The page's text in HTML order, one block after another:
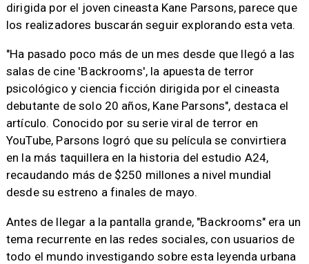
dirigida por el joven cineasta Kane Parsons, parece que
los realizadores buscarán seguir explorando esta veta.
"Ha pasado poco más de un mes desde que llegó a las
salas de cine 'Backrooms', la apuesta de terror
psicológico y ciencia ficción dirigida por el cineasta
debutante de solo 20 años, Kane Parsons", destaca el
artículo. Conocido por su serie viral de terror en
YouTube, Parsons logró que su película se convirtiera
en la más taquillera en la historia del estudio A24,
recaudando más de $250 millones a nivel mundial
desde su estreno a finales de mayo.
Antes de llegar a la pantalla grande, "Backrooms" era un
tema recurrente en las redes sociales, con usuarios de
todo el mundo investigando sobre esta leyenda urbana